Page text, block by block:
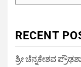
RECENT
ಶ್ರೀ ಚೆನ್ನಕೇಶವ